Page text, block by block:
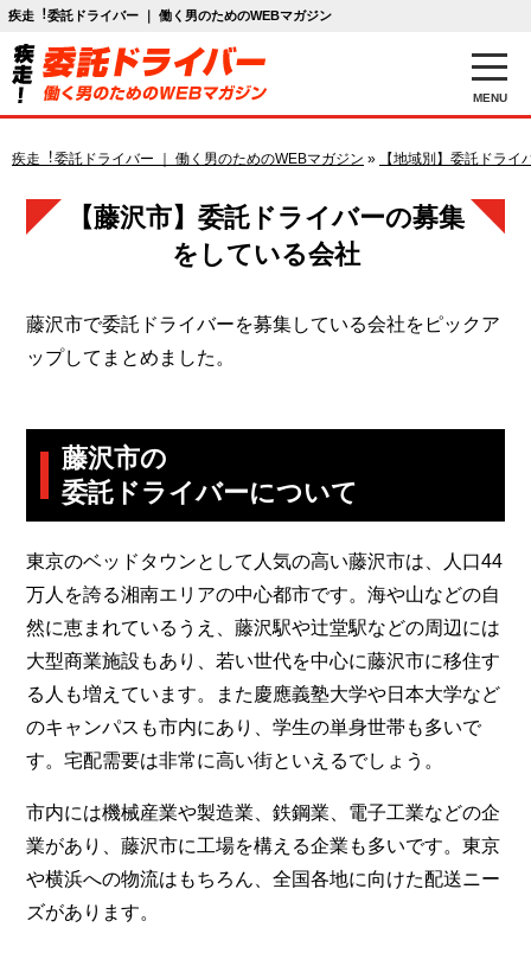
疾走︕委託ドライバー ｜ 働く男のためのWEBマガジン
MENU
疾走︕委託ドライバー ｜ 働く男のためのWEBマガジン » 【地域別】委託ドラ
【藤沢市】委託ドライバーの募集
をしている会社
藤沢市で委託ドライバーを募集している会社をピックア
ップしてまとめました。
藤沢市の
委託ドライバーについて
東京のベッドタウンとして人気の高い藤沢市は、人口44
万人を誇る湘南エリアの中心都市です。海や山などの自
然に恵まれているうえ、藤沢駅や辻堂駅などの周辺には
大型商業施設もあり、若い世代を中心に藤沢市に移住す
る人も増えています。また慶應義塾大学や日本大学など
のキャンパスも市内にあり、学生の単身世帯も多いで
す。宅配需要は非常に高い街といえるでしょう。
市内には機械産業や製造業、鉄鋼業、電子工業などの企
業があり、藤沢市に工場を構える企業も多いです。東京
や横浜への物流はもちろん、全国各地に向けた配送ニー
ズがあります。